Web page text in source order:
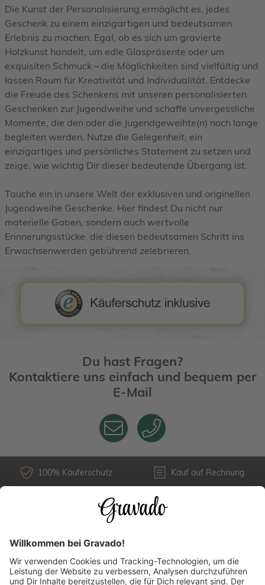
Die Kunst der Personalisierung ermöglicht es, jedes
Geschenk zu einem einzigartigen und bedeutsamen
Erlebnis zu machen. Egal, ob es sich um gravierte
Holzkunst handelt, um edle Glaspräsente oder um
exquisiten Schmuck – die Möglichkeiten sind vielfältig und
lassen Raum für Kreativität und Individualität. Entdecke
die Freude des Schenkens mit unseren personalisierten
Geschenken zur Jugendweihe und schaffe unvergessliche
Momente, die den oder die Jugendgeweihte(n) noch lange
begleiten werden. Nutze die Gelegenheit, ein
einzigartiges und persönliches Statement zu setzen und
zeige, wie wichtig Dir dieser bedeutende Übergang ist.
Tauche ein in unsere Welt der exklusiven und originellen
Jugendweihe Geschenke. Hier findest Du nicht nur
materielle Gaben, sondern auch wertvolle
Erinnerungsstücke, die diesen bedeutsamen Schritt ins
Erwachsenwerden gebührend zelebrieren.
Du hast Fragen?
Kontaktiere uns einfach und bequem per
E-Mail
100% Käuferschutz Kauf auf Rechnung
Über uns
Versandarten